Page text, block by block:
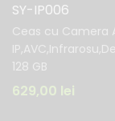
SY-IP006
Ceas cu Camera
128 GB
629,00 lei